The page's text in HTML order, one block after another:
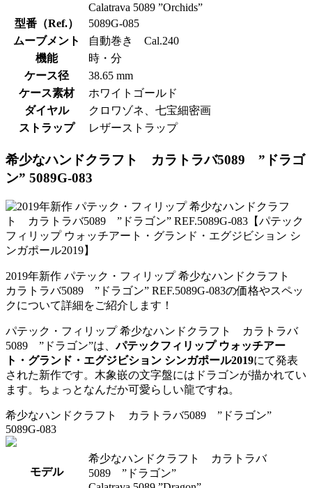
Calatrava 5089 ”Orchids”
型番（Ref.）
5089G-085
ムーブメント
自動巻き Cal.240
機能
時・分
ケース径
38.65 mm
ケース素材
ホワイトゴールド
ダイヤル
クロワゾネ、七宝細密画
ストラップ
レザーストラップ
希少なハンドクラフト カラトラバ5089 ”ドラゴ
ン” 5089G-083
2019年新作 パテック・フィリップ 希少なハンドクラフト
カラトラバ5089 ”ドラゴン” REF.5089G-083の価格やスペッ
クについて詳細をご紹介します！
パテック・フィリップ 希少なハンドクラフト カラトラバ
5089 ”ドラゴン”は、パテックフィリップ ウォッチアー
ト・グランド・エグジビション シンガポール2019にて発表
された新作です。木象嵌の文字盤にはドラゴンが描かれてい
ます。ちょっとなんだか可愛らしい龍ですね。
希少なハンドクラフト カラトラバ5089 ”ドラゴン”
5089G-083
モデル
希少なハンドクラフト カラトラバ
5089 ”ドラゴン”